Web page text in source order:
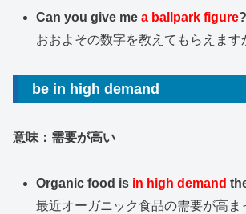
Can you give mea ballpark figure?
おおよその数字を教えてもらえます
be in high demand
意味：需要が高い
Organic food is in high demand
最近オーガニック食品の需要が高ま